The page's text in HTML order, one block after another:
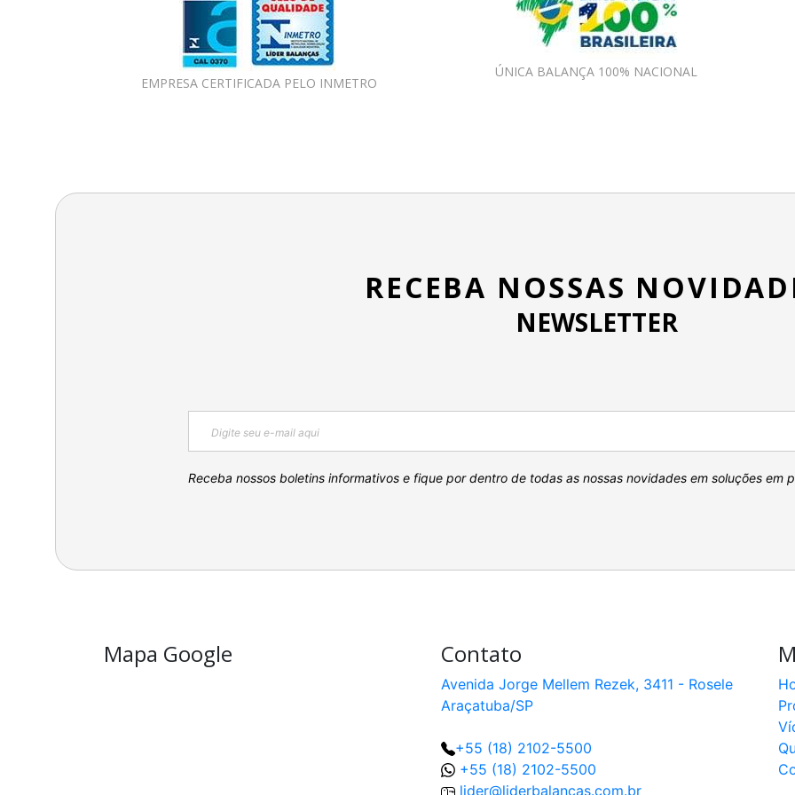
EMPRESA CERTIFICADA PELO INMETRO
ÚNICA BALANÇA 100% NACIONAL
RECEBA NOSSAS
NEWSLETTER
Receba nossos boletins informativos e fique por dentro de todas as nossas novidades em soluções em
Mapa Google Contato
Avenida Jorge Mellem Rezek, 3411 - Rosele
Araçatuba/SP
+55 (18) 2102-5500
+55 (18) 2102-5500
lider@liderbalancas.com.br